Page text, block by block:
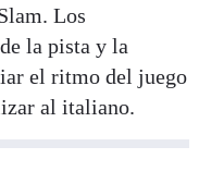
Los
la pista y la
el ritmo del juego
al italiano.